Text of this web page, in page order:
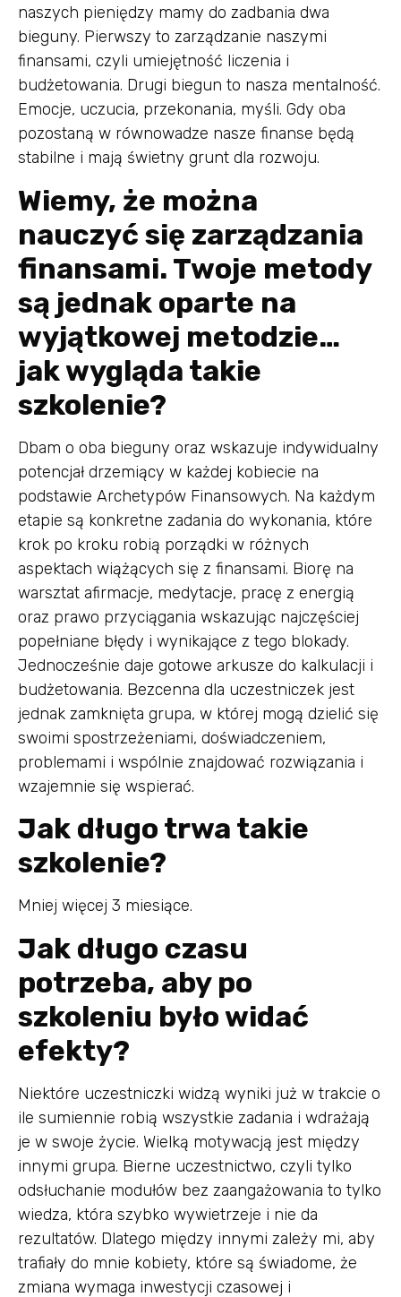
naszych pieniędzy mamy do zadbania dwa
bieguny. Pierwszy to zarządzanie naszymi
finansami, czyli umiejętność liczenia i
budżetowania. Drugi biegun to nasza mentalność.
Emocje, uczucia, przekonania, myśli. Gdy oba
pozostaną w równowadze nasze finanse będą
stabilne i mają świetny grunt dla rozwoju.
Wiemy, że można
nauczyć się zarządzania
finansami. Twoje metody
są jednak oparte na
wyjątkowej metodzie…
jak wygląda takie
szkolenie?
Dbam o oba bieguny oraz wskazuje indywidualny
potencjał drzemiący w każdej kobiecie na
podstawie Archetypów Finansowych. Na każdym
etapie są konkretne zadania do wykonania, które
krok po kroku robią porządki w różnych
aspektach wiążących się z finansami. Biorę na
warsztat afirmacje, medytacje, pracę z energią
oraz prawo przyciągania wskazując najczęściej
popełniane błędy i wynikające z tego blokady.
Jednocześnie daje gotowe arkusze do kalkulacji i
budżetowania. Bezcenna dla uczestniczek jest
jednak zamknięta grupa, w której mogą dzielić się
swoimi spostrzeżeniami, doświadczeniem,
problemami i wspólnie znajdować rozwiązania i
wzajemnie się wspierać.
Jak długo trwa takie
szkolenie?
Mniej więcej 3 miesiące.
Jak długo czasu
potrzeba, aby po
szkoleniu było widać
efekty?
Niektóre uczestniczki widzą wyniki już w trakcie o
ile sumiennie robią wszystkie zadania i wdrażają
je w swoje życie. Wielką motywacją jest między
innymi grupa. Bierne uczestnictwo, czyli tylko
odsłuchanie modułów bez zaangażowania to tylko
wiedza, która szybko wywietrzeje i nie da
rezultatów. Dlatego między innymi zależy mi, aby
trafiały do mnie kobiety, które są świadome, że
zmiana wymaga inwestycji czasowej i